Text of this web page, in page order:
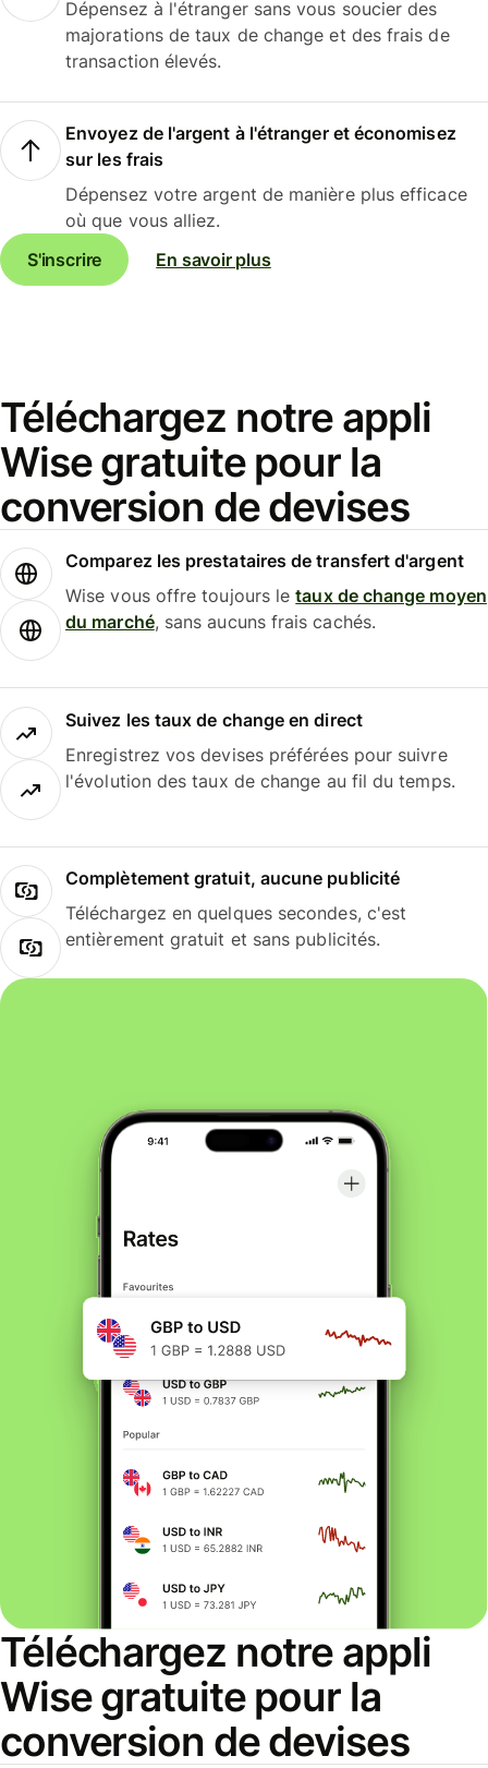
Dépensez à l'étranger sans vous soucier des
majorations de taux de change et des frais de
transaction élevés.
Envoyez de l'argent à l'étranger et économisez
sur les frais
Dépensez votre argent de manière plus efficace
où que vous alliez.
S'inscrire
En savoir plus
Téléchargez notre appli
Wise gratuite pour la
conversion de devises
Comparez les prestataires de transfert d'argent
Wise vous offre toujours letaux de change moyen
du marché, sans aucuns frais cachés.
Suivez les taux de change en direct
Enregistrez vos devises préférées pour suivre
l'évolution des taux de change au fil du temps.
Complètement gratuit, aucune publicité
Téléchargez en quelques secondes, c'est
entièrement gratuit et sans publicités.
Téléchargez notre appli
Wise gratuite pour la
conversion de devises